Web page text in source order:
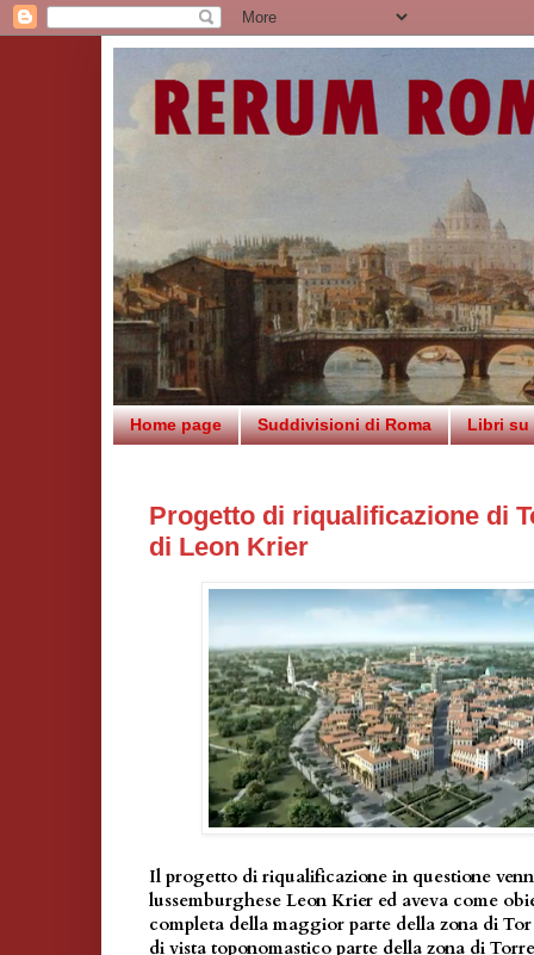
Home page Suddivisioni di Roma Libri su
Progetto di riqualificazione di
di Leon Krier
Il progetto di riqualificazione in questione
lussemburghese Leon Krier ed aveva come
completa della maggior parte della zona di
di vista toponomastico parte della zona di